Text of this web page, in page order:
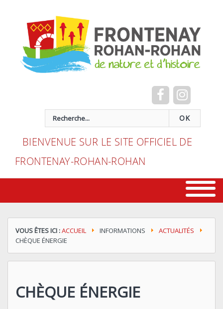
OK
BIENVENUE SUR LE SITE OFFICIEL DE
FRONTENAY-ROHAN-ROHAN
VOUS ÊTES ICI :ACCUEIL INFORMATIONS
ACTUALITÉS
CHÈQUE ÉNERGIE
CHÈQUE ÉNERGIE